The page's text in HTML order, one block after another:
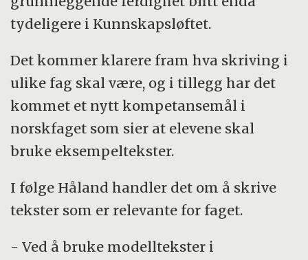
tydeligere i Kunnskapsløftet.
Det kommer klarere fram hva skriving i
ulike fag skal være, og i tillegg har det
kommet et nytt kompetansemål i
norskfaget som sier at elevene skal
bruke eksempeltekster.
I følge Håland handler det om å skrive
tekster som er relevante for faget.
- Ved å bruke modelltekster i